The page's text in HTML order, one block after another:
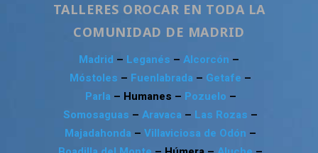
TALLERES OROCAR EN TODA LA
COMUNIDAD DE MADRID
Madrid – Leganés – Alcorcón –
Móstoles – Fuenlabrada – Getafe –
Parla – Humanes – Pozuelo –
Somosaguas – Aravaca – Las Rozas –
Majadahonda – Villaviciosa de Odón –